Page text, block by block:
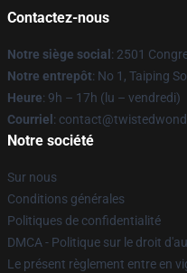
Contactez-nous
Notre siège social : 2501
Notre entrepôt: No 1, Taiping
Heure: 9h – 17h (lu – vendredi)
Courriel :
Notre société
Sur nous
Conditions générales
Politiques de confidentialité
DMCA - Politique sur le droit
Le présent règlement entre en